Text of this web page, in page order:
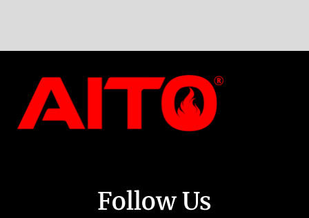
Follow Us